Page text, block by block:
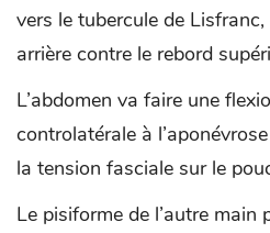
vers le tubercule de
arrière contre le rebord
L’abdomen va faire une
controlatérale à
la tension fasciale sur le
Le pisiforme de l’autre main